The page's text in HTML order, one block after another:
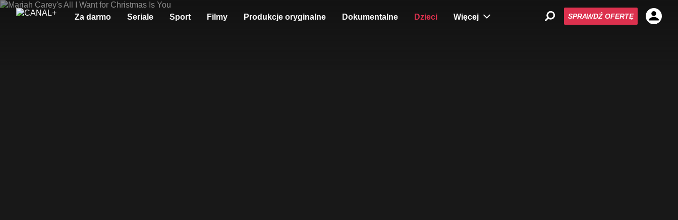
Za darmo Seriale Sport Filmy Produkcje oryginalne Dokumentalne Dzieci Więcej SPRAWDŹ OFERTĘ